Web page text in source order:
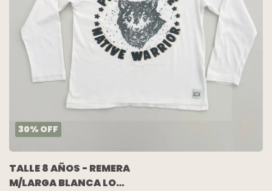
30% OFF
TALLE 8 AÑOS - REMERA
M/LARGA BLANCA LOBO